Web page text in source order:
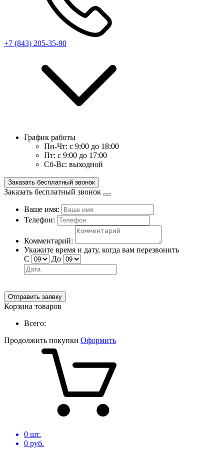
+7 (843) 205-35-90
График работы
Пн-Чт: с 9:00 до 18:00
Пт: с 9:00 до 17:00
Сб-Вс: выходной
Заказать бесплатный звонок
Заказать бесплатный звонок
Ваше имя:
Телефон:
Комментарий:
Укажите время и дату, когда вам перезвонить
С
До
Отправить заявку
Корзина товаров
Всего:
Продолжить покупки Оформить
0 шт.
0 руб.